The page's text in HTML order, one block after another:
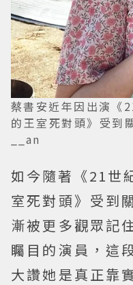
蔡書安近年因出演《
的王室死對頭》受到
__an
如今隨著《21世
室死對頭》受到
漸被更多觀眾記
矚目的演員，這
大讚她是真正靠